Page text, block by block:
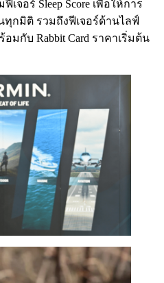
จอร์ Sleep Score เพื่อให้การ
กมิติ รวมถึงฟีเจอร์ด้านไลฟ์
อมกับ Rabbit Card ราคาเริ่มต้น